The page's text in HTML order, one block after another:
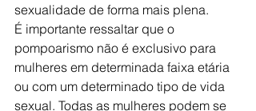
sexualidade de forma mais plena.
É importante ressaltar que o
pompoarismo não é exclusivo para
mulheres em determinada faixa etária
ou com um determinado tipo de vida
sexual. Todas as mulheres podem se